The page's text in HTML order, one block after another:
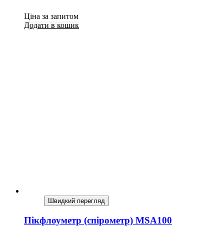
Ціна за запитом
Додати в кошик
Швидкий перегляд
Пікфлоуметр (спірометр) MSA100